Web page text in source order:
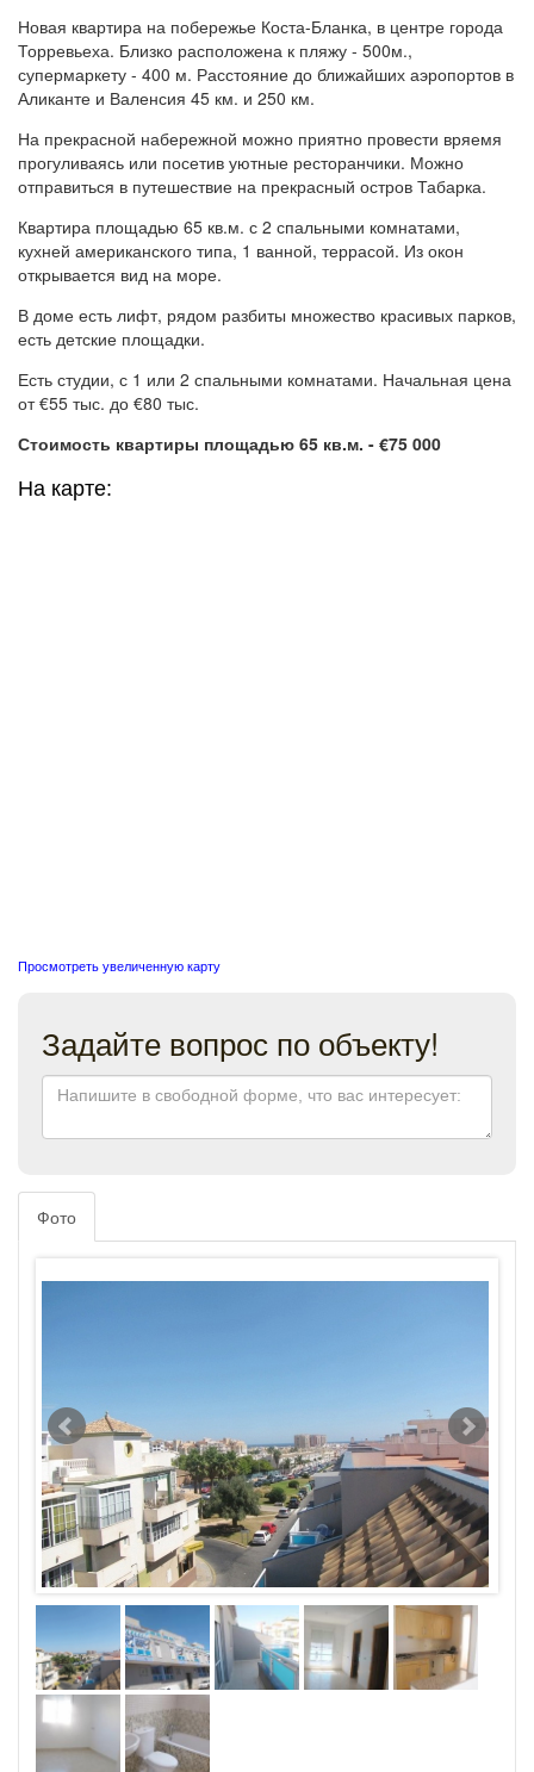
Новая квартира на побережье Коста-Бланка, в центре города
Торревьеха. Близко расположена к пляжу - 500м.,
супермаркету - 400 м. Расстояние до ближайших аэропортов в
Аликанте и Валенсия 45 км. и 250 км.
На прекрасной набережной можно приятно провести вряемя
прогуливаясь или посетив уютные ресторанчики. Можно
отправиться в путешествие на прекрасный остров Табарка.
Квартира площадью 65 кв.м. с 2 спальными комнатами,
кухней американского типа, 1 ванной, террасой. Из окон
открывается вид на море.
В доме есть лифт, рядом разбиты множество красивых парков,
есть детские площадки.
Есть студии, с 1 или 2 спальными комнатами. Начальная цена
от €55 тыс. до €80 тыс.
Стоимость квартиры площадью 65 кв.м. - €75 000
На карте:
Просмотреть увеличенную карту
Задайте вопрос по объекту!
Фото